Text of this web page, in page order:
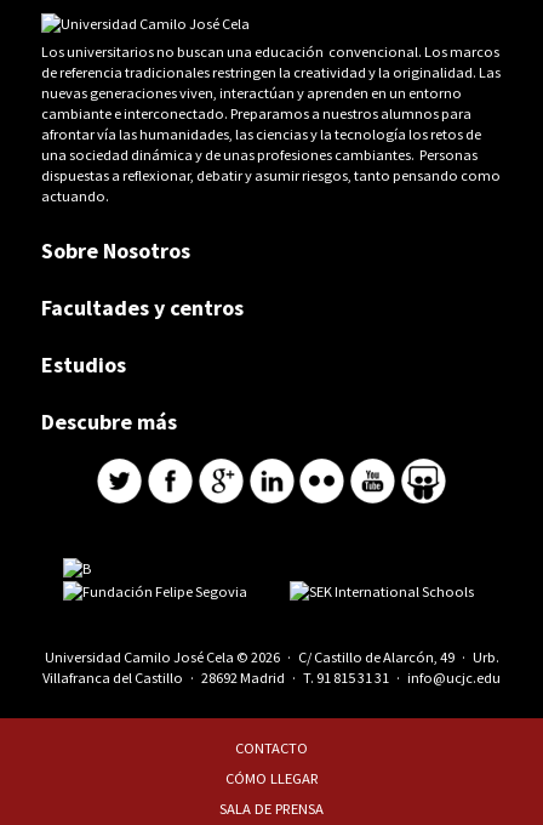
Los universitarios no buscan una educación convencional. Los marcos
de referencia tradicionales restringen la creatividad y la originalidad. Las
nuevas generaciones viven, interactúan y aprenden en un entorno
cambiante e interconectado. Preparamos a nuestros alumnos para
afrontar vía las humanidades, las ciencias y la tecnología los retos de
una sociedad dinámica y de unas profesiones cambiantes. Personas
dispuestas a reflexionar, debatir y asumir riesgos, tanto pensando como
actuando.
Sobre Nosotros
Facultades y centros
Estudios
Descubre más
Universidad Camilo José Cela © 2026 · C/ Castillo de Alarcón, 49 · Urb.
Villafranca del Castillo · 28692 Madrid · T. 91 815 31 31 · info@ucjc.edu
CONTACTO
CÓMO LLEGAR
SALA DE PRENSA